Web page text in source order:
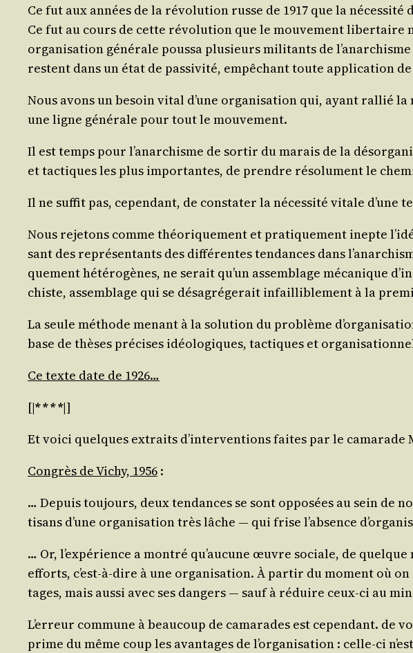
Ce fut aux années de la révo­lu­tion russe de 1917 que la
Ce fut au cours de cette révo­lu­tion que le mou­ve­ment liber­taire
orga­ni­sa­tion géné­rale pous­sa plu­sieurs mili­tants de
res­tent dans un état de pas­si­vi­té, empê­chant toute appli­ca­tion
Nous avons un besoin vital d’une orga­ni­sa­tion qui, ayant ral­lié
une ligne géné­rale pour tout le mouvement.
Il est temps pour l’a­nar­chisme de sor­tir du marais de la
et tac­tiques les plus impor­tantes, de prendre réso­lu­ment le
Il ne suf­fit pas, cepen­dant, de consta­ter la néces­si­té vitale
Nous reje­tons comme théo­ri­que­ment et pra­ti­que­ment inepte
sant des repré­sen­tants des dif­fé­rentes ten­dances dans
que­ment hété­ro­gènes, ne serait qu’un assem­blage méca­nique
chiste, assem­blage qui se désa­gré­ge­rait infailli­ble­ment à la
La seule méthode menant à la solu­tion du pro­blème
base de thèses pré­cises idéo­lo­giques, tac­tiques et
Ce texte date de 1926…
[|* * * *|]
Et voi­ci quelques extraits d’in­ter­ven­tions faites par le cama­rade
Congrès de Vichy, 1956 :
… Depuis tou­jours, deux ten­dances se sont oppo­sées au sein
ti­sans d’une orga­ni­sa­tion très lâche ― qui frise l’ab­sence
… Or, l’ex­pé­rience a mon­tré qu’au­cune œuvre sociale, de
efforts, c’est-à-dire à une orga­ni­sa­tion. À par­tir du moment où
tages, mais aus­si avec ses dan­gers ― sauf à réduire ceux-ci au
L’er­reur com­mune à beau­coup de cama­rades est cepen­dant.
prime du même coup les avan­tages de l’or­ga­ni­sa­tion : celle-ci